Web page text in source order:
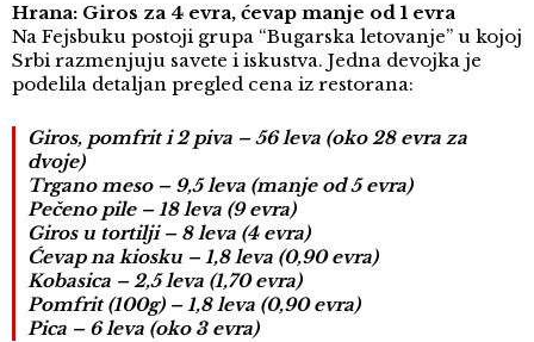
Hrana: Giros za 4 evra, ćevap manje od 1 evra
Na Fejsbuku postoji grupa “Bugarska letovanje” u kojoj
Srbi razmenjuju savete i iskustva. Jedna devojka je
podelila detaljan pregled cena iz restorana:
Giros, pomfrit i 2 piva – 56 leva (oko 28 evra za
dvoje)
Trgano meso – 9,5 leva (manje od 5 evra)
Pečeno pile – 18 leva (9 evra)
Giros u tortilji – 8 leva (4 evra)
Ćevap na kiosku – 1,8 leva (0,90 evra)
Kobasica – 2,5 leva (1,70 evra)
Pomfrit (100g) – 1,8 leva (0,90 evra)
Pica – 6 leva (oko 3 evra)